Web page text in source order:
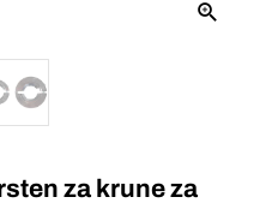
za krune za